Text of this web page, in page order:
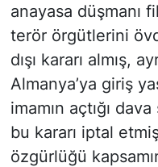
anayasa düşmanı
terör örgütlerini
dışı kararı almış,
Almanya’ya giriş
imamın açtığı
bu kararı iptal
özgürlüğü